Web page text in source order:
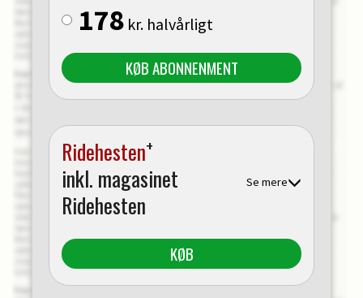
178 kr. halvårligt
KØB ABONNENMENT
Ridehesten+
inkl. magasinet
Ridehesten
Se mere
KØB